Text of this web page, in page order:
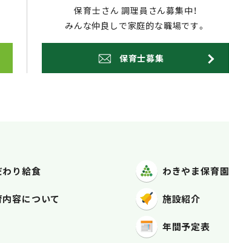
保育士さん 調理員さん募集中！
みんな仲良しで家庭的な職場です。
保育士募集
わり給食
容について
わきやま保育園
施設紹介
年間予定表